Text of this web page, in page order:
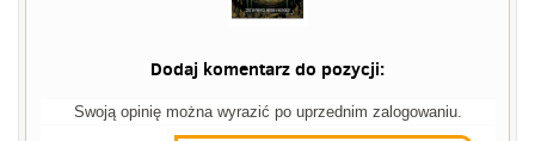
Dodaj komentarz do pozycji:
Swoją opinię można wyrazić po uprzednim zalogowaniu.